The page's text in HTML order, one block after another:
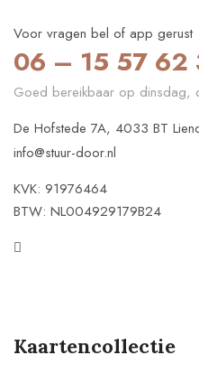
Voor vragen bel of app gerust
06 – 15 57 62
Goed bereikbaar op dinsdag,
De Hofstede 7A, 4033 BT
info@stuur-door.nl
KVK: 91976464
BTW: NL004929179B24
Kaartencollectie